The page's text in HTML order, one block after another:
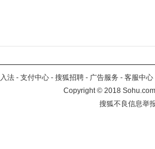
法 - 支付中心 - 搜狐招聘 - 广告服务 - 客服中心
Copyright©2018
搜狐不良信息举